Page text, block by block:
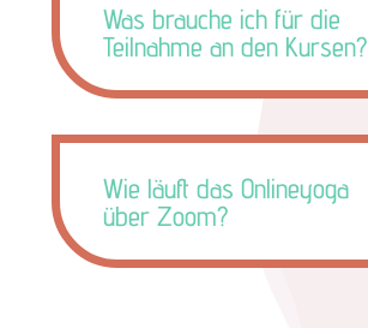
Was brauche ich für die
Teilnahme an den Kursen?
Wie läuft das Onlineyoga
über Zoom?